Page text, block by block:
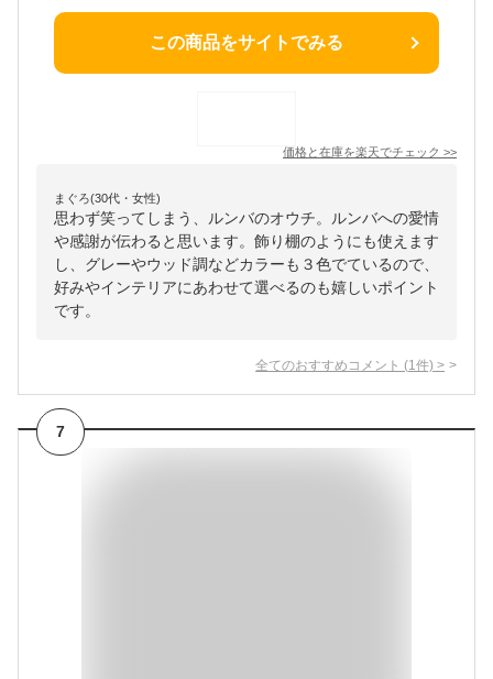
この商品をサイトでみる
価格と在庫を楽天でチェック >>
まぐろ(30代・女性)
思わず笑ってしまう、ルンバのオウチ。ルンバへの愛情
や感謝が伝わると思います。飾り棚のようにも使えます
し、グレーやウッド調などカラーも３色でているので、
好みやインテリアにあわせて選べるのも嬉しいポイント
です。
全てのおすすめコメント (1 件) >
7